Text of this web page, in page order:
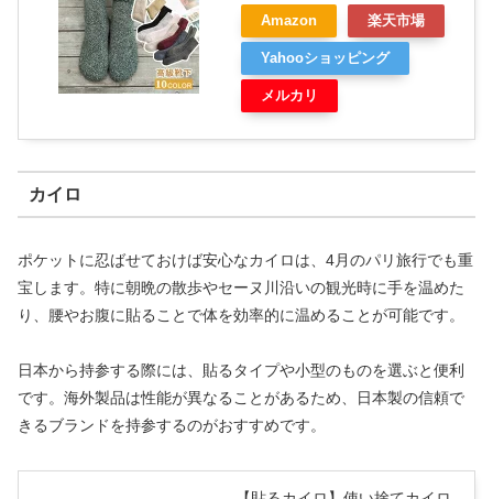
Amazon 楽天市場
Yahooショッピング
メルカリ
カイロ
ポケットに忍ばせておけば安心なカイロは、4月のパリ旅行でも重
宝します。特に朝晩の散歩やセーヌ川沿いの観光時に手を温めた
り、腰やお腹に貼ることで体を効率的に温めることが可能です。
日本から持参する際には、貼るタイプや小型のものを選ぶと便利
です。海外製品は性能が異なることがあるため、日本製の信頼で
きるブランドを持参するのがおすすめです。